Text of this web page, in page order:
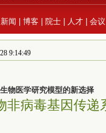
新闻 博客 院士 人才 会议
9:14:49
生物医学研究模型的新选择
非病毒基因传递